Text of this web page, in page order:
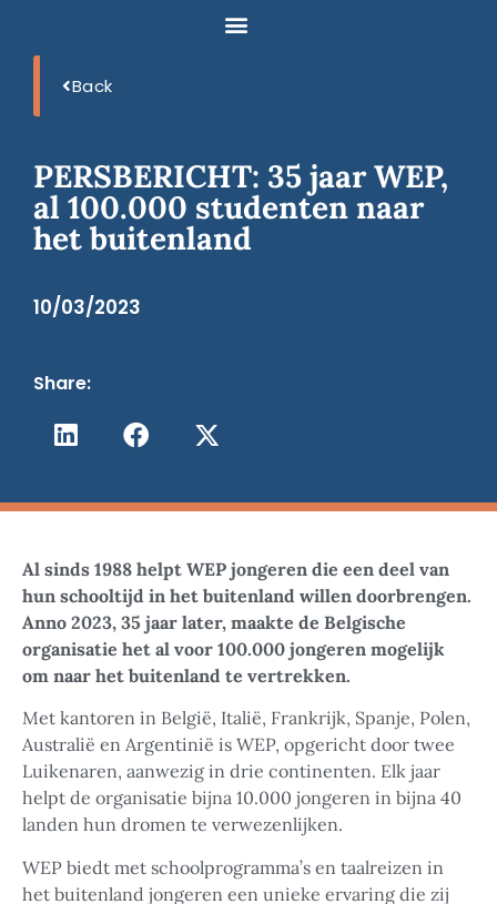
Back
PERSBERICHT: 35 jaar WEP,
al 100.000 studenten naar
het buitenland
10/03/2023
Share:
Al sinds 1988 helpt WEP jongeren die een deel van
hun schooltijd in het buitenland willen doorbrengen.
Anno 2023, 35 jaar later, maakte de Belgische
organisatie het al voor 100.000 jongeren mogelijk
om naar het buitenland te vertrekken.
Met kantoren in België, Italië, Frankrijk, Spanje, Polen,
Australië en Argentinië is WEP, opgericht door twee
Luikenaren, aanwezig in drie continenten. Elk jaar
helpt de organisatie bijna 10.000 jongeren in bijna 40
landen hun dromen te verwezenlijken.
WEP biedt met schoolprogramma’s en taalreizen in
het buitenland jongeren een unieke ervaring die zij